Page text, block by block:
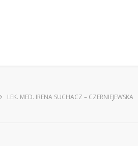
LEK. MED. IRENA SUCHACZ – CZERNIEJEWSKA